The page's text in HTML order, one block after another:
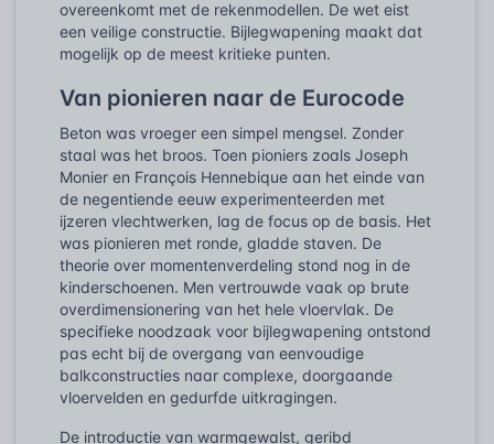
overeenkomt met de rekenmodellen. De wet eist
een veilige constructie. Bijlegwapening maakt dat
mogelijk op de meest kritieke punten.
Van pionieren naar de Eurocode
Beton was vroeger een simpel mengsel. Zonder
staal was het broos. Toen pioniers zoals Joseph
Monier en François Hennebique aan het einde van
de negentiende eeuw experimenteerden met
ijzeren vlechtwerken, lag de focus op de basis. Het
was pionieren met ronde, gladde staven. De
theorie over momentenverdeling stond nog in de
kinderschoenen. Men vertrouwde vaak op brute
overdimensionering van het hele vloervlak. De
specifieke noodzaak voor bijlegwapening ontstond
pas echt bij de overgang van eenvoudige
balkconstructies naar complexe, doorgaande
vloervelden en gedurfde uitkragingen.
De introductie van warmgewalst, geribd